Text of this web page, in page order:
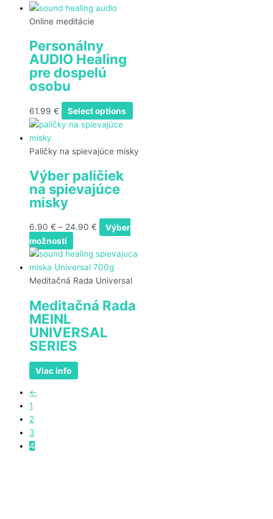
Online meditácie
Personálny
AUDIO Healing
pre dospelú
osobu
61.99 € Select options
Paličky na spievajúce misky
Výber paličiek
na spievajúce
misky
6.90 € – 24.90 €
Výber
možností
Meditačná Rada Universal
Meditačná Rada
MEINL
UNIVERSAL
SERIES
Viac info
←
1
2
3
4